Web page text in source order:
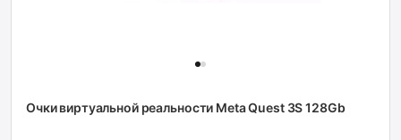
Очки виртуальной реальности Meta Quest 3S 128Gb